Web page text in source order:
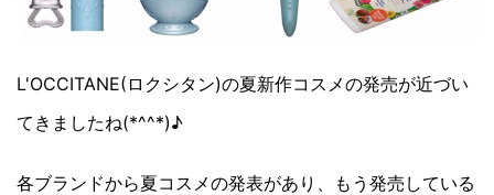
L'OCCITANE(ロクシタン)の夏新作コスメの発売が近づい
てきましたね(*^^*)♪
各ブランドから夏コスメの発表があり、もう発売している